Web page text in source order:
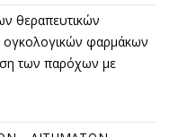
θεραπευτικών
φαρμάκων
των παρόχων με